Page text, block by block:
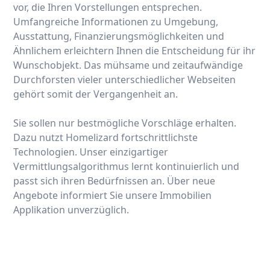
vor, die Ihren Vorstellungen entsprechen.
Umfangreiche Informationen zu Umgebung,
Ausstattung, Finanzierungsmöglichkeiten und
Ähnlichem erleichtern Ihnen die Entscheidung für ihr
Wunschobjekt. Das mühsame und zeitaufwändige
Durchforsten vieler unterschiedlicher Webseiten
gehört somit der Vergangenheit an.
Sie sollen nur bestmögliche Vorschläge erhalten.
Dazu nutzt Homelizard fortschrittlichste
Technologien. Unser einzigartiger
Vermittlungsalgorithmus lernt kontinuierlich und
passt sich ihren Bedürfnissen an. Über neue
Angebote informiert Sie unsere Immobilien
Applikation unverzüglich.